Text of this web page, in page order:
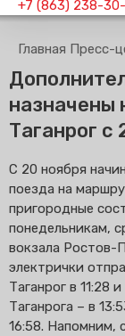
+7 (863) 238-
Главная Пресс-
назначены
Таганрог с
С 20 ноября
поезда на
пригородные
понедельникам,
вокзала Ростов-
электрички
Таганрог в 11:28
Таганрога – в
16:58. Напомним,